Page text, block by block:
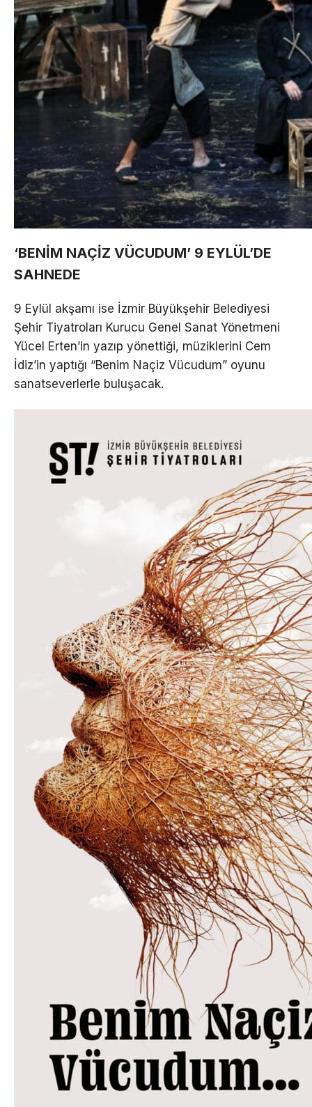
‘BENİM NAÇİZ VÜCUDUM’ 9 EYLÜL’DE
SAHNEDE
9 Eylül akşamı ise İzmir Büyükşehir Belediyesi
Şehir Tiyatroları Kurucu Genel Sanat Yönetmeni
Yücel Erten’in yazıp yönettiği, müziklerini Cem
İdiz’in yaptığı “Benim Naçiz Vücudum” oyunu
sanatseverlerle buluşacak.